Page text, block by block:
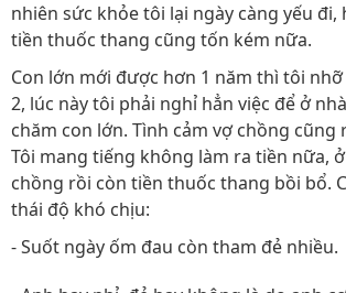
nhiên sức khỏe tôi lại ngày càng yếu đi,
tiền thuốc thang cũng tốn kém nữa.
Con lớn mới được hơn 1 năm thì tôi
2, lúc này tôi phải nghỉ hẳn việc để ở
chăm con lớn. Tình cảm vợ chồng
Tôi mang tiếng không làm ra tiền nữa,
chồng rồi còn tiền thuốc thang bồi bổ.
thái độ khó chịu:
- Suốt ngày ốm đau còn tham đẻ nhiều.